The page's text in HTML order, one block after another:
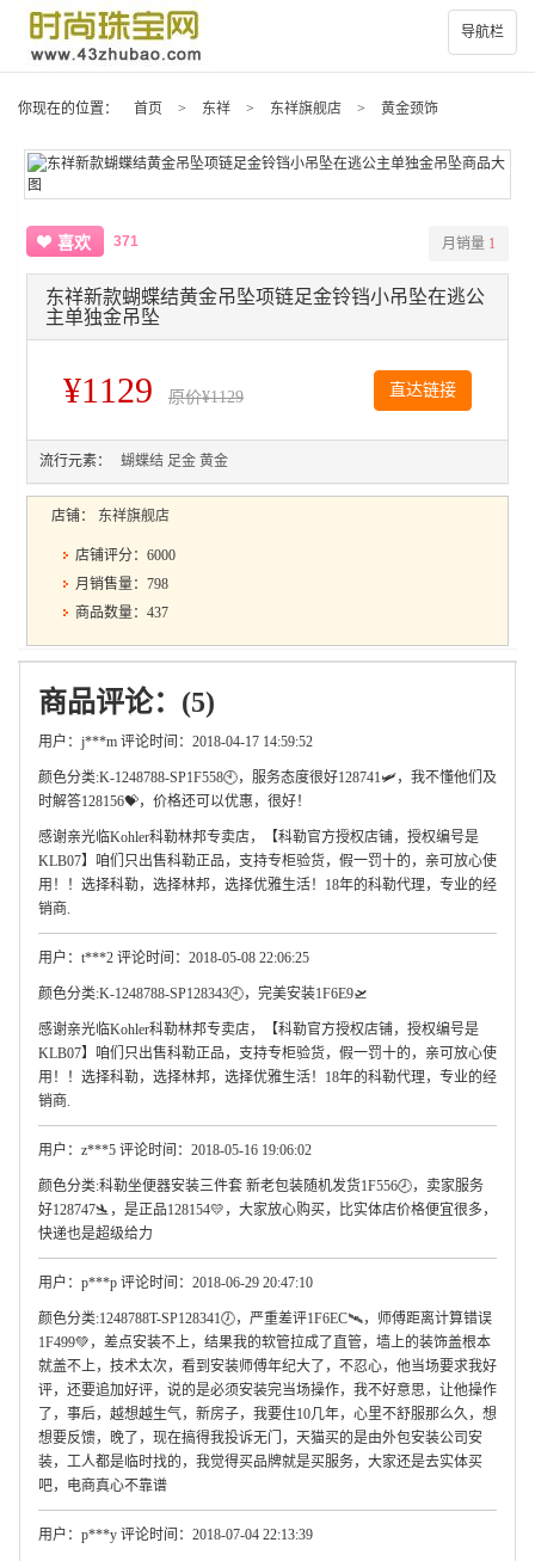
导航栏
你现在的位置： 首页 > 东祥 > 东祥旗舰店 > 黄金颈饰
喜欢 371 月销量 1
东祥新款蝴蝶结黄金吊坠项链足金铃铛小吊坠在逃公
主单独金吊坠
¥1129 原价¥1129 直达链接
流行元素： 蝴蝶结 足金 黄金
店铺： 东祥旗舰店
店铺评分：6000
月销售量：798
商品数量：437
商品评论：(5)
用户：j***m 评论时间：2018-04-17 14:59:52
颜色分类:K-1248788-SP1F558🕙，服务态度很好128741🛩，我不懂他们及
时解答128156💝，价格还可以优惠，很好！
感谢亲光临Kohler科勒林邦专卖店，【科勒官方授权店铺，授权编号是
KLB07】咱们只出售科勒正品，支持专柜验货，假一罚十的，亲可放心使
用！！选择科勒，选择林邦，选择优雅生活！18年的科勒代理，专业的经
销商.
用户：t***2 评论时间：2018-05-08 22:06:25
颜色分类:K-1248788-SP128343🕘，完美安装1F6E9🛫
感谢亲光临Kohler科勒林邦专卖店，【科勒官方授权店铺，授权编号是
KLB07】咱们只出售科勒正品，支持专柜验货，假一罚十的，亲可放心使
用！！选择科勒，选择林邦，选择优雅生活！18年的科勒代理，专业的经
销商.
用户：z***5 评论时间：2018-05-16 19:06:02
颜色分类:科勒坐便器安装三件套 新老包装随机发货1F556🕗，卖家服务
好128747🛬，是正品128154💛，大家放心购买，比实体店价格便宜很多，
快递也是超级给力
用户：p***p 评论时间：2018-06-29 20:47:10
颜色分类:1248788T-SP128341🕖，严重差评1F6EC🛰，师傅距离计算错误
1F499💚，差点安装不上，结果我的软管拉成了直管，墙上的装饰盖根本
就盖不上，技术太次，看到安装师傅年纪大了，不忍心，他当场要求我好
评，还要追加好评，说的是必须安装完当场操作，我不好意思，让他操作
了，事后，越想越生气，新房子，我要住10几年，心里不舒服那么久，想
想要反馈，晚了，现在搞得我投诉无门，天猫买的是由外包安装公司安
装，工人都是临时找的，我觉得买品牌就是买服务，大家还是去实体买
吧，电商真心不靠谱
用户：p***y 评论时间：2018-07-04 22:13:39